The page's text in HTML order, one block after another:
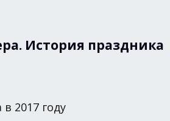
История праздника